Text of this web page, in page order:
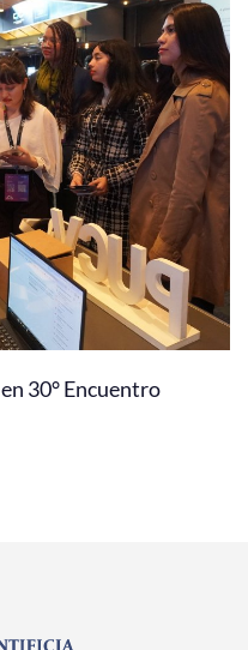
30° Encuentro